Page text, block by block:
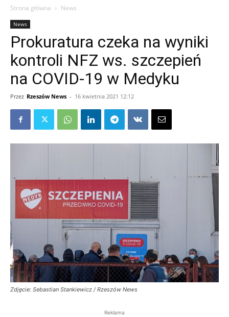
Strona główna News
News
Prokuratura czeka na wyniki
kontroli NFZ ws. szczepień
na COVID-19 w Medyku
Przez Rzeszów News - 16 kwietnia 2021 12:12
Zdjęcie: Sebastian Stankiewicz / Rzeszów News
Reklama